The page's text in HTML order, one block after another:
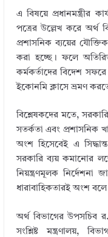
এ বিষয়ে প্রধানমন্ত্রীর
পত্রের উল্লেখ করে অর্থ
প্রশাসনিক ব্যয়ের যৌক্তিক
করা হচ্ছে। ফলে
কর্মকর্তাদের বিদেশ
ইকোনমি ক্লাসে ভ্রমণ
বিশ্লেষকদের মতে,
সতর্কতা এবং প্রশাসনিক
অংশ হিসেবেই এ
সরকারি ব্যয় কমানোর
নিয়ন্ত্রণমূলক
ধারাবাহিকতারই অংশ
অর্থ বিভাগের উপসচিব
সংশ্লিষ্ট মন্ত্রণালয়,